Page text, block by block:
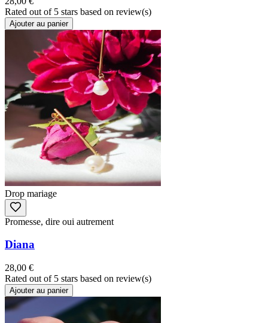
Rated out of 5 stars based on review(s)
Ajouter au panier
Drop mariage
Promesse, dire oui autrement
Diana
28,00 €
Rated out of 5 stars based on review(s)
Ajouter au panier